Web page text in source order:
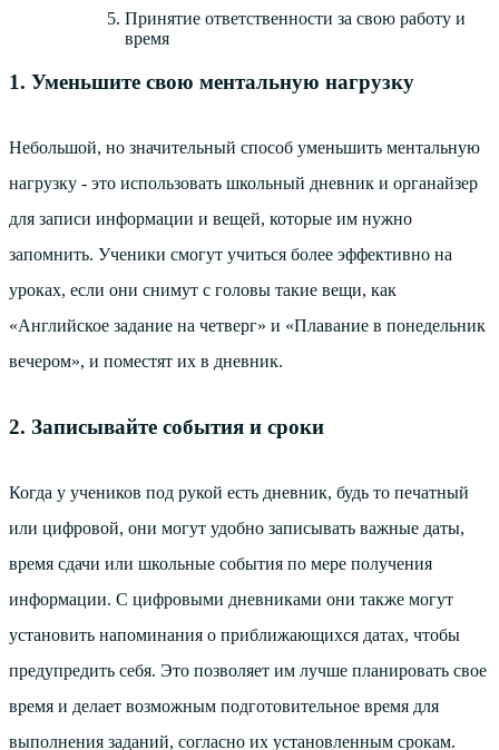
Принятие ответственности за свою работу и
время
1. Уменьшите свою ментальную нагрузку
Небольшой, но значительный способ уменьшить ментальную
нагрузку - это использовать школьный дневник и органайзер
для записи информации и вещей, которые им нужно
запомнить. Ученики смогут учиться более эффективно на
уроках, если они снимут с головы такие вещи, как
«Английское задание на четверг» и «Плавание в понедельник
вечером», и поместят их в дневник.
2. Записывайте события и сроки
Когда у учеников под рукой есть дневник, будь то печатный
или цифровой, они могут удобно записывать важные даты,
время сдачи или школьные события по мере получения
информации. С цифровыми дневниками они также могут
установить напоминания о приближающихся датах, чтобы
предупредить себя. Это позволяет им лучше планировать свое
время и делает возможным подготовительное время для
выполнения заданий, согласно их установленным срокам.